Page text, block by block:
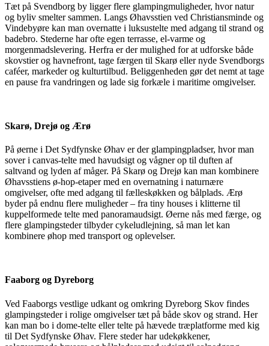
Tæt på Svendborg by ligger flere glampingmuligheder, hvor natur
og byliv smelter sammen. Langs Øhavsstien ved Christiansminde og
Vindebyøre kan man overnatte i luksustelte med adgang til strand og
badebro. Stederne har ofte egen terrasse, el-varme og
morgenmadslevering. Herfra er der mulighed for at udforske både
skovstier og havnefront, tage færgen til Skarø eller nyde Svendborgs
caféer, markeder og kulturtilbud. Beliggenheden gør det nemt at tage
en pause fra vandringen og lade sig forkæle i maritime omgivelser.
Skarø, Drejø og Ærø
På øerne i Det Sydfynske Øhav er der glampingpladser, hvor man
sover i canvas-telte med havudsigt og vågner op til duften af
saltvand og lyden af måger. På Skarø og Drejø kan man kombinere
Øhavsstiens ø-hop-etaper med en overnatning i naturnære
omgivelser, ofte med adgang til fælleskøkken og bålplads. Ærø
byder på endnu flere muligheder – fra tiny houses i klitterne til
kuppelformede telte med panoramaudsigt. Øerne nås med færge, og
flere glampingsteder tilbyder cykeludlejning, så man let kan
kombinere øhop med transport og oplevelser.
Faaborg og Dyreborg
Ved Faaborgs vestlige udkant og omkring Dyreborg Skov findes
glampingsteder i rolige omgivelser tæt på både skov og strand. Her
kan man bo i dome-telte eller telte på hævede træplatforme med kig
til Det Sydfynske Øhav. Flere steder har udekøkkener,